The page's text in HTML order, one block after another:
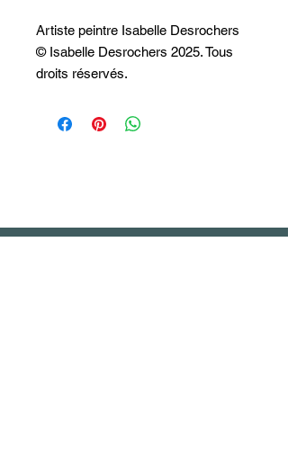
Artiste peintre Isabelle Desrochers
© Isabelle Desrochers 2025. Tous
droits réservés.